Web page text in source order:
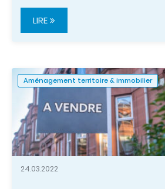
LIRE
Aménagement territoire & immobilier
24.03.2022